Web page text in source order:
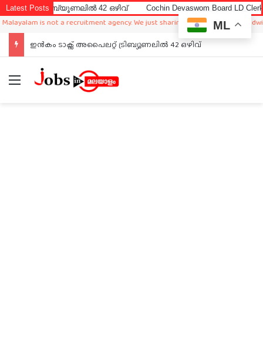
Latest Posts42 ഒഴിവ് Cochin Devaswom Board LD Clerk Exam
is not a recruitment agency. We just sharing available job in worldwide
ഇൻകം ടാക്സ് അപൈലറ്റ് ട്രിബ്യൂണലിൽ 42 ഒഴിവ്
Menu
ML